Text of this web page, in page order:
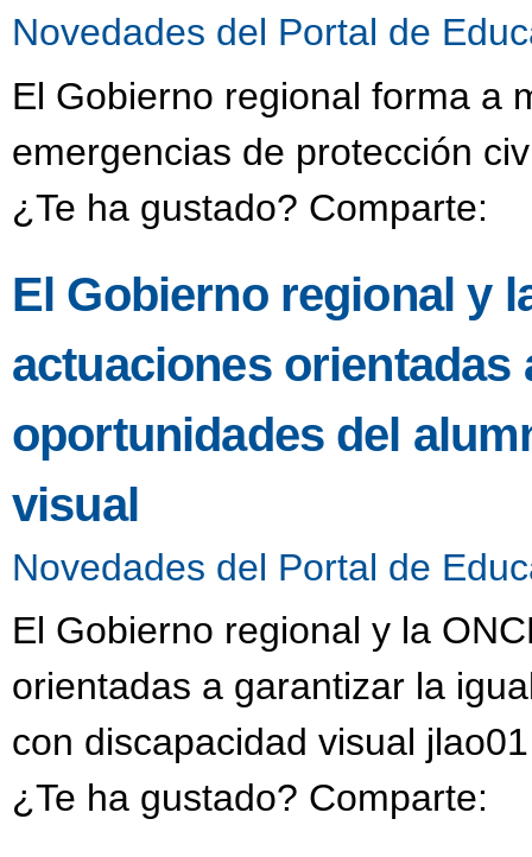
Novedades del Portal de
El Gobierno regional forma a
emergencias de protección
¿Te ha gustado? Comparte:
El Gobierno regional y
actuaciones orientadas
oportunidades del
visual
Novedades del Portal de
El Gobierno regional y la
orientadas a garantizar la
con discapacidad visual
¿Te ha gustado? Comparte: